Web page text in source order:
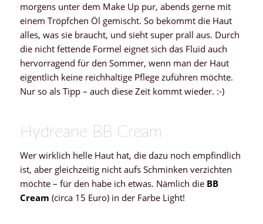
morgens unter dem Make Up pur, abends gerne mit
einem Tröpfchen Öl gemischt. So bekommt die Haut
alles, was sie braucht, und sieht super prall aus. Durch
die nicht fettende Formel eignet sich das Fluid auch
hervorragend für den Sommer, wenn man der Haut
eigentlich keine reichhaltige Pflege zuführen möchte.
Nur so als Tipp – auch diese Zeit kommt wieder. :-)
Hydreane BB Cream
Wer wirklich helle Haut hat, die dazu noch empfindlich
ist, aber gleichzeitig nicht aufs Schminken verzichten
möchte – für den habe ich etwas. Nämlich die BB
Cream (circa 15 Euro) in der Farbe Light!